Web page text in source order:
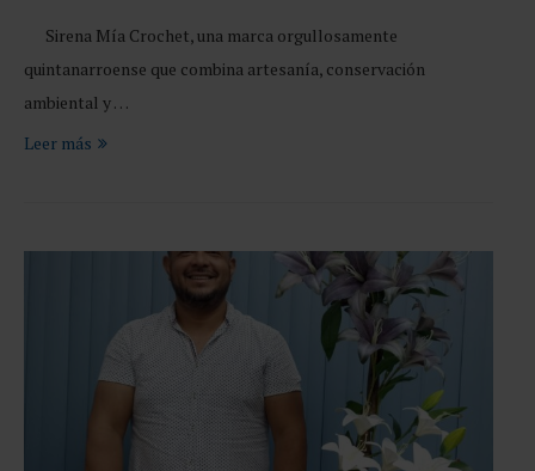
Sirena Mía Crochet, una marca orgullosamente
quintanarroense que combina artesanía, conservación
ambiental y …
Leer más